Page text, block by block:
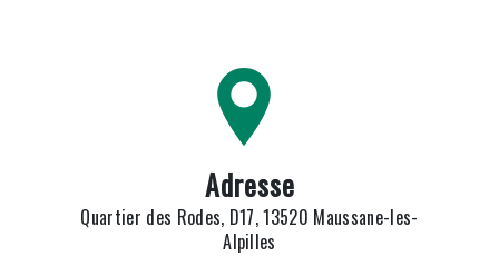
Adresse
Quartier des Rodes, D17, 13520 Maussane-les-
Alpilles